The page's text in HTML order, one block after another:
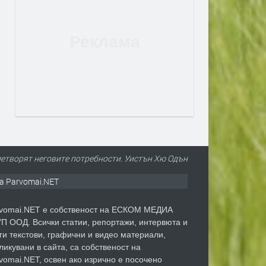
неговите потребности. Уистън Хю Одън
Parvomai.NET
е собственост на ЕСКОМ МЕДИА
ООД. Всички статии, репортажи, интервюта и
текстови, графични и видео материали,
в сайта, са собственост на
освен ако изрично е посочено